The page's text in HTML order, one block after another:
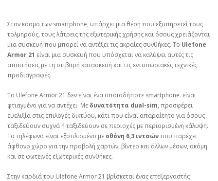
Στον κόσμο των smartphone, υπάρχει μια θέση που εξυπηρετεί τους
τολμηρούς, τους λάτρεις της εξωτερικής χρήσης και όσους χρειάζονται
μια συσκευή που μπορεί να αντέξει τις ακραίες συνθήκες. Το Ulefone
Armor 21 είναι μια συσκευή που υπόσχεται να καλύψει αυτές τις
απαιτήσεις με τη στιβαρή κατασκευή και τις εντυπωσιακές τεχνικές
προδιαγραφές.
Το Ulefone Armor 21 δεν είναι ένα οποιοδήποτε smartphone. είναι
φτιαγμένο για να αντέχει. Με δυνατότητα dual-sim, προσφέρει
ευελιξία στις επιλογές δικτύου, κάτι που είναι απαραίτητο για όσους
ταξιδεύουν συχνά ή ταξιδεύουν σε περιοχές με περιορισμένη κάλυψη.
Το τηλέφωνο είναι εξοπλισμένο με οθόνη 6,3 ιντσώνπου παρέχει
άφθονο χώρο για την προβολή χαρτών, βίντεο και άλλων μέσων, ακόμη
και σε φωτεινές εξωτερικές συνθήκες.
Στην καρδιά του Ulefone Armor 21 βρίσκεται ένας επεξεργαστής